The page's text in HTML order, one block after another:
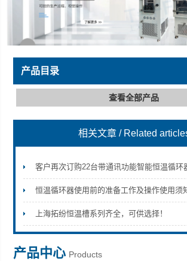
上海拓纷机械设备有限公司
产品目录
查看全部产品
相关文章 / Related
客户再次订购22台带通讯功能智能恒温循环
恒温循环器使用前的准备工作及操作使用须
上海拓纷恒温槽系列齐全，可供选择！
产品中心 Products